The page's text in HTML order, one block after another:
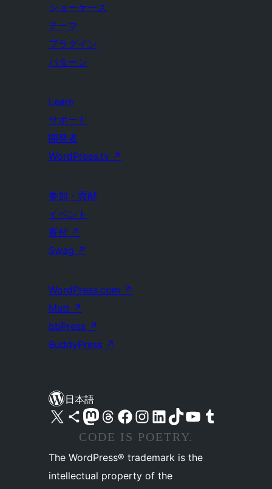
ショーケース
テーマ
プラグイン
パターン
Learn
サポート
開発者
WordPress.tv ↗
参加・貢献
イベント
寄付 ↗
Swag ↗
WordPress.com ↗
Matt ↗
bbPress ↗
BuddyPress ↗
日本語
X (旧 Twitter) アカウントへ Bluesky アカウントへ Mastodon アカウントへ Threads アカウントへ Facebook ページへ Instagram アカウントへ LinkedIn アカウントへTikTok アカウントへ YouTube チャンネルへ Tumblr アカウントへ
CODE IS POETRY.
The WordPress® trademark is the
intellectual property of the